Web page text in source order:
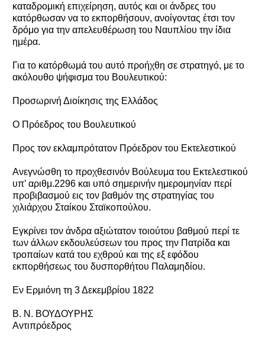
καταδρομική επιχείρηση, αυτός και οι άνδρες του
κατόρθωσαν να το εκπορθήσουν, ανοίγοντας έτσι τον
δρόμο για την απελευθέρωση του Ναυπλίου την ίδια
ημέρα.
Για το κατόρθωμά του αυτό προήχθη σε στρατηγό, με το
ακόλουθο ψήφισμα του Βουλευτικού:
Προσωρινή Διοίκησις της Ελλάδος
Ο Πρόεδρος του Βουλευτικού
Προς τον εκλαμπρότατον Πρόεδρον του Εκτελεστικού
Ανεγνώσθη το προχθεσινόν Βούλευμα του Εκτελεστικού
υπ’ αριθμ.2296 και υπό σημερινήν ημερομηνίαν περί
προβιβασμού εις τον βαθμόν της στρατηγίας του
χιλιάρχου Σταίκου Σταϊκοπούλου.
Εγκρίνει τον άνδρα αξιώτατον τοιούτου βαθμού περί τε
των άλλων εκδουλεύσεων του προς την Πατρίδα και
τροπαίων κατά του εχθρού και της εξ εφόδου
εκπορθήσεως του δυσπορθήτου Παλαμηδίου.
Εν Ερμιόνη τη 3 Δεκεμβρίου 1822
Β. Ν. ΒΟΥΔΟΥΡΗΣ
Αντιπρόεδρος